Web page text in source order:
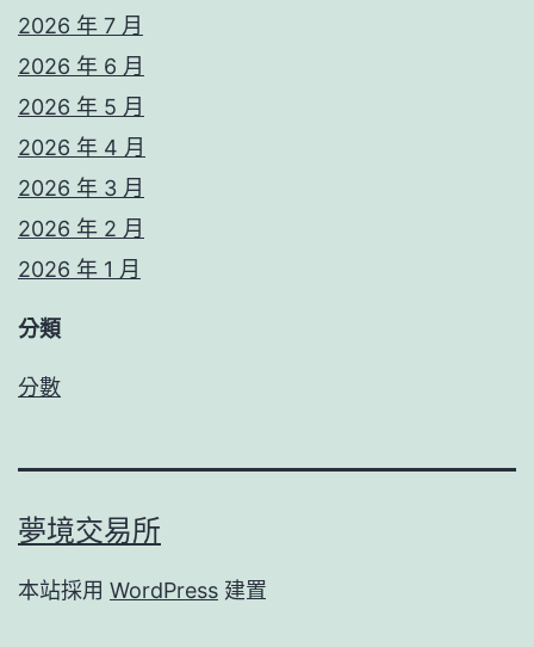
2026 年 7 月
2026 年 6 月
2026 年 5 月
2026 年 4 月
2026 年 3 月
2026 年 2 月
2026 年 1 月
分類
分數
夢境交易所
本站採用 WordPress 建置